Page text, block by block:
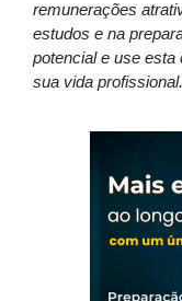
remunerações
estudos e na
potencial e use esta
sua vida profissional.